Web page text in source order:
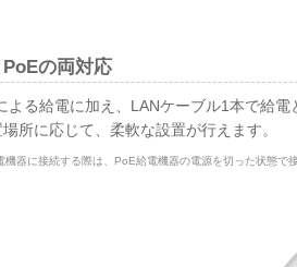
の両対応
よる給電に加え、LANケーブル1本で給
所に応じて、柔軟な設置が行えます。
器に接続する際は、PoE給電機器の電源を切った状態で